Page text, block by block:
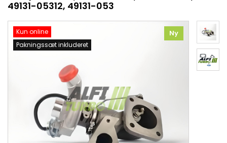
49131-05312, 49131-053
Kun online
Pakningssæt inkluderet
Ny